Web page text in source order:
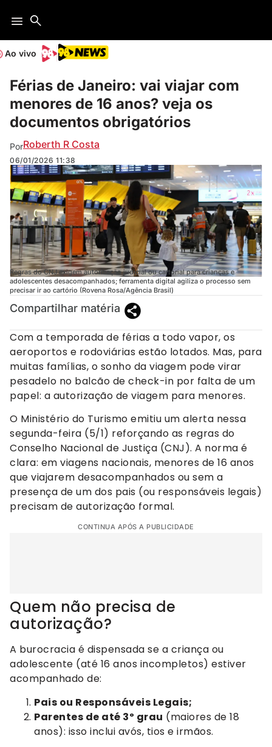
Ao vivo
Férias de Janeiro: vai viajar com
menores de 16 anos? veja os
documentos obrigatórios
PorRoberth R Costa
06/01/2026 11:38
Regras do CNJ exigem autorização judicial ou cartorial para crianças e
adolescentes desacompanhados; ferramenta digital agiliza o processo sem
precisar ir ao cartório (Rovena Rosa/Agência Brasil)
Compartilhar matéria
Com a temporada de férias a todo vapor, os
aeroportos e rodoviárias estão lotados. Mas, para
muitas famílias, o sonho da viagem pode virar
pesadelo no balcão de check-in por falta de um
papel: a autorização de viagem para menores.
O Ministério do Turismo emitiu um alerta nessa
segunda-feira (5/1) reforçando as regras do
Conselho Nacional de Justiça (CNJ). A norma é
clara: em viagens nacionais, menores de 16 anos
que viajarem desacompanhados ou sem a
presença de um dos pais (ou responsáveis legais)
precisam de autorização formal.
CONTINUA APÓS A PUBLICIDADE
Quem não precisa de
autorização?
A burocracia é dispensada se a criança ou
adolescente (até 16 anos incompletos) estiver
acompanhado de:
Pais ou Responsáveis Legais;
Parentes de até 3º grau (maiores de 18
anos): isso inclui avós, tios e irmãos.